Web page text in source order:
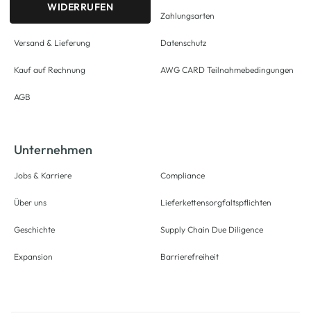
WIDERRUFEN
Versand & Lieferung
Kauf auf Rechnung
AGB
Zahlungsarten
Datenschutz
AWG CARD Teilnahmebedingungen
Unternehmen
Jobs & Karriere
Über uns
Geschichte
Expansion
Compliance
Lieferkettensorgfaltspflichten
Supply Chain Due Diligence
Barrierefreiheit